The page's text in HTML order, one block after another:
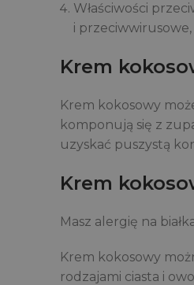
Właściwości
i
Krem
Krem kokosowy
komponują się z
uzyskać puszystą
Krem
Masz alergię na
Krem kokosowy
rodzajami ciasta i